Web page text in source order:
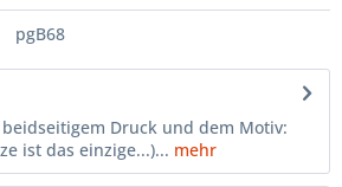
pgB68
Druck und dem Motiv:
ist das einzige...)... mehr